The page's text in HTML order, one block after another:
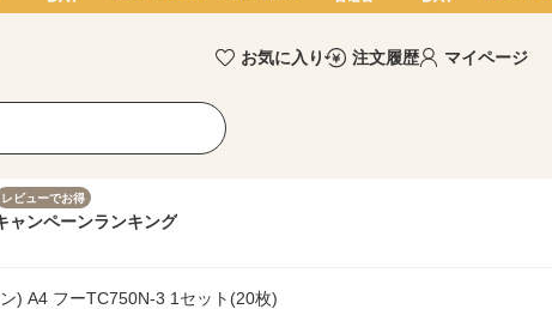
お気に入り 注文履歴 マイページ
レビューでお得
ャンペーンランキング
) A4 フーTC750N-3 1セット(20枚)